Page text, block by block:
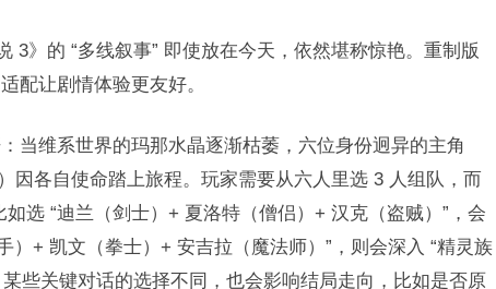
3》的 “多线叙事” 即使放在今天，依然堪称惊艳。重制版
配让剧情体验更友好。​
当维系世界的玛那水晶逐渐枯萎，六位身份迥异的主角
因各自使命踏上旅程。玩家需要从六人里选 3 人组队，而
选 “迪兰（剑士）+ 夏洛特（僧侣）+ 汉克（盗贼）”，会
）+ 凯文（拳士）+ 安吉拉（魔法师）”，则会深入 “精灵族
些关键对话的选择不同，也会影响结局走向，比如是否原